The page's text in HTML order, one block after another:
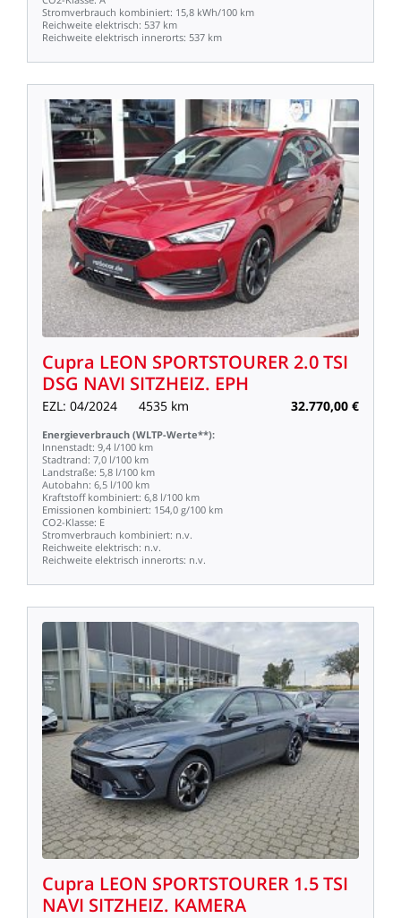
Stromverbrauch kombiniert: 15,8 kWh/100 km
Reichweite elektrisch: 537 km
Reichweite elektrisch innerorts: 537 km
Cupra LEON SPORTSTOURER2.0TSI
DSG NAVI SITZHEIZ. EPH
EZL: 04/2024 4535 km 32.770,00 €
Energieverbrauch (WLTP-Werte**):
Innenstadt: 9,4 l/100 km
Stadtrand: 7,0 l/100 km
Landstraße: 5,8 l/100 km
Autobahn: 6,5 l/100 km
Kraftstoff kombiniert: 6,8 l/100 km
Emissionen kombiniert: 154,0 g/100 km
CO2-Klasse: E
Stromverbrauch kombiniert: n.v.
Reichweite elektrisch: n.v.
Reichweite elektrisch innerorts: n.v.
Cupra LEON SPORTSTOURER 1.5TSI
NAVI SITZHEIZ. KAMERA